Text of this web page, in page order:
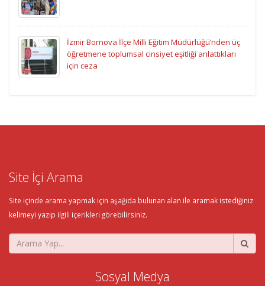
İzmir Bornova İlçe Milli Eğitim Müdürlüğü’nden üç
öğretmene toplumsal cinsiyet eşitliği anlattıkları
için ceza
Site İçi Arama
Site içinde arama yapmak için aşağıda bulunan alan ile aramak istediğiniz
kelimeyi yazıp ilgili içerikleri görebilirsiniz.
Sosyal Medya